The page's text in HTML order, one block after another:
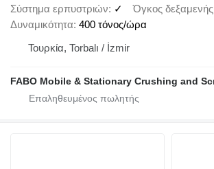
Σύστημα ερπυστριών
✓ Όγκος δεξαμενής
Δυναμικότητα 400 τόνος/ώρα
Τουρκία, Torbalı / İzmir